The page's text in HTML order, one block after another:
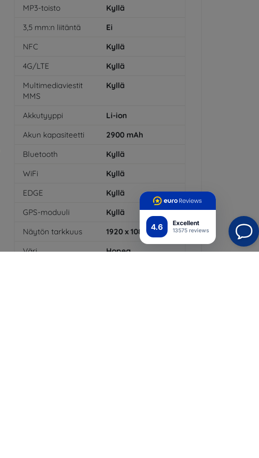
4.6 Excellent
13575 reviews
MP3-toisto
Kyllä
3,5 mm:n liitäntä
Ei
NFC
Kyllä
4G/LTE
Kyllä
Multimediaviestit
MMS
Kyllä
Akkutyyppi
Li-ion
Akun kapasiteetti
2900 mAh
Bluetooth
Kyllä
WiFi
Kyllä
EDGE
Kyllä
GPS-moduuli
Kyllä
Näytön tarkkuus
1920 x 1080
Väri
Hopea